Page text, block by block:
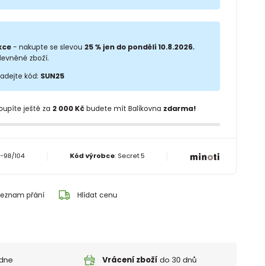
- nakupte se slevou 25 % jen do pondělí 10.8.2026.
zboží.
kód: SUN25
ještě za 2 000 Kčbudete mít Balíkovna zdarma!
98/104 Kód výrobce: Secret 5
přání Hlídat cenu
Vrácení zboží do 30 dnů